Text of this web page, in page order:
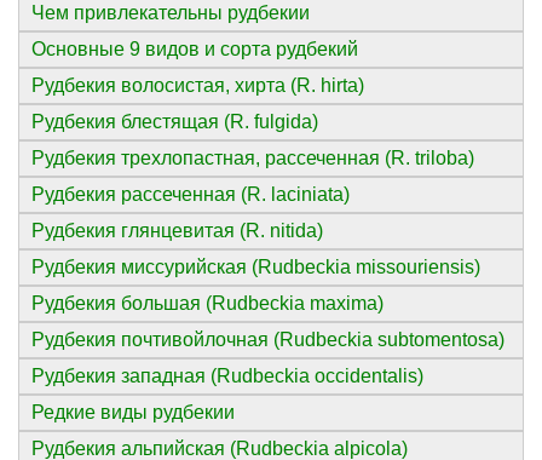
Чем привлекательны рудбекии
Основные 9 видов и сорта рудбекий
Рудбекия волосистая, хирта (R. hirta)
Рудбекия блестящая (R. fulgida)
Рудбекия трехлопастная, рассеченная (R. triloba)
Рудбекия рассеченная (R. laciniata)
Рудбекия глянцевитая (R. nitida)
Рудбекия миссурийская (Rudbeckia missouriensis)
Рудбекия большая (Rudbeckia maxima)
Рудбекия почтивойлочная (Rudbeckia subtomentosa)
Рудбекия западная (Rudbeckia occidentalis)
Редкие виды рудбекии
Рудбекия альпийская (Rudbeckia alpicola)